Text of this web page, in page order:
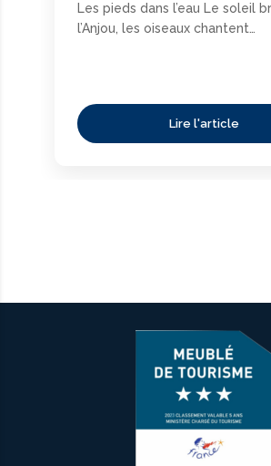
Les pieds dans l’eau Le soleil
l’Anjou, les oiseaux chantent…
Lire l'article